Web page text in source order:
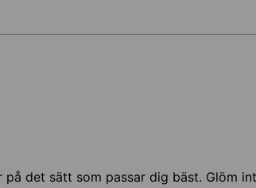
det sätt som passar dig bäst. Glöm